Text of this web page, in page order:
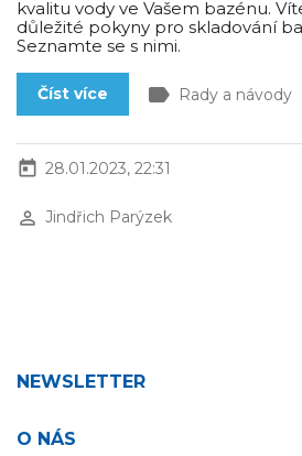
kvalitu vody ve Vašem bazénu.
důležité pokyny pro skladování
Seznamte se s nimi.
Číst více label Rady a návody
today 28.01.2023, 22:31
perm_identity Jindřich Parýzek
NEWSLETTER
O NÁS